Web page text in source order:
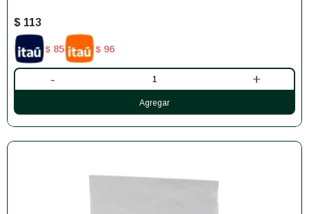
$ 113
$ 85 $ 96
- +